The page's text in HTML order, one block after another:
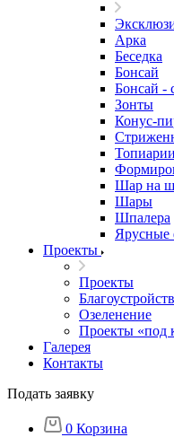
Арка
Беседка
Бонсай
Бонсай -
Зонты
Конус-
Топиарии
Шар на
Шары
Шпалера
Ярусные
Проекты
Проекты
Озеленение
Проекты «под
Галерея
Контакты
Подать заявку
0 Корзина